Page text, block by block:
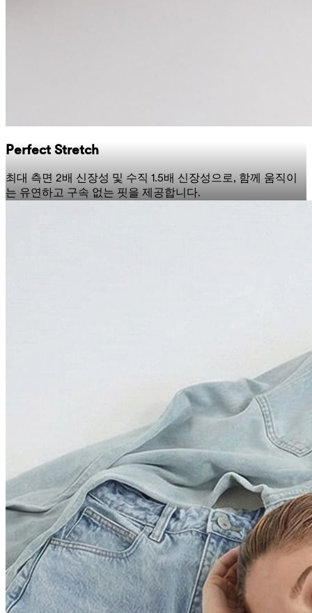
Perfect Stretch
최대 측면 2배 신장성 및 수직 1.5배 신장성으로, 함께 움직이
는 유연하고 구속 없는 핏을 제공합니다.